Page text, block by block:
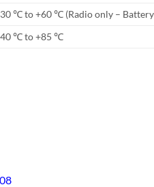
℃ to +60 ℃ (Radio only –
℃ to +85 ℃